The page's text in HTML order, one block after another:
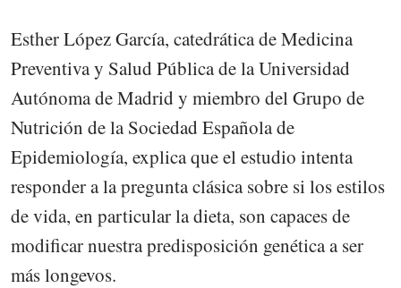
Esther López García, catedrática de Medicina
Preventiva y Salud Pública de la Universidad
Autónoma de Madrid y miembro del Grupo de
Nutrición de la Sociedad Española de
Epidemiología, explica que el estudio intenta
responder a la pregunta clásica sobre si los estilos
de vida, en particular la dieta, son capaces de
modificar nuestra predisposición genética a ser
más longevos.